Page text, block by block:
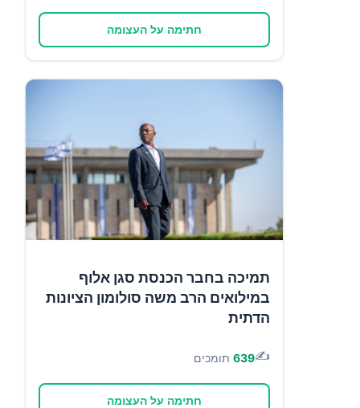
חתימה על העצומה
תמיכה בחבר הכנסת סגן אלוף
במילואים הרב משה סולומון הציונות
הדתית
✍️
639 תומכים
חתימה על העצומה